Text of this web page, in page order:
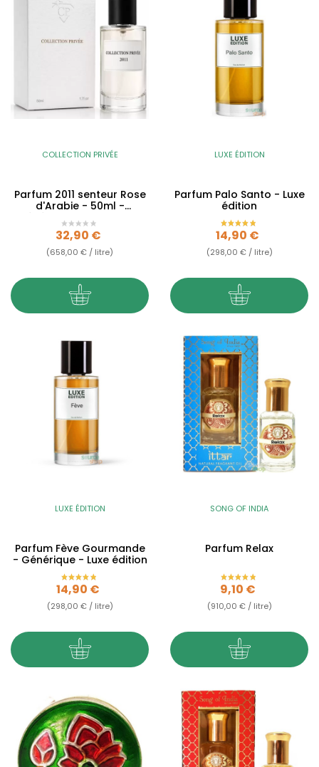
COLLECTION PRIVÉE
Parfum 2011 senteur Rose
d'Arabie - 50ml -
Prix
32,90 €
(658,00 € / litre)
LUXE ÉDITION
Parfum Palo Santo - Luxe
édition
Prix
14,90 €
(298,00 € / litre)
LUXE ÉDITION
Parfum Fève Gourmande
- Générique - Luxe édition
Prix
14,90 €
(298,00 € / litre)
SONG OF INDIA
Parfum Relax
Prix
9,10 €
(910,00 € / litre)